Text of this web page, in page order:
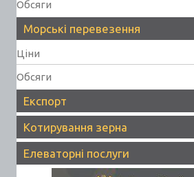
Обсяги
Морські перевезення
Ціни
Обсяги
Експорт
Котирування зерна
Елеваторні послуги